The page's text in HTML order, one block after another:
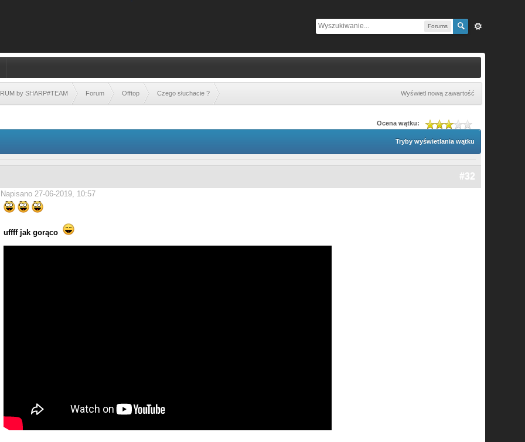
Forums
by SHARP#TEAM Forum Offtop Czego słuchacie ? Wyświetl nową zawartość
Ocena wątku:
Tryby wyświetlania wątku
#32
Napisano 27-06-2019, 10:57
uffff jak gorąco